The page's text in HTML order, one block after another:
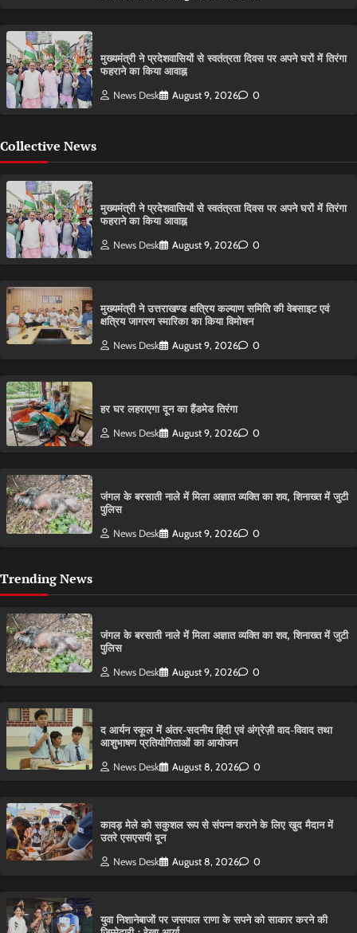
मुख्यमंत्री ने प्रदेशवासियों से स्वतंत्रता दिवस पर अपने घरों में तिरंगा
फहराने का किया आवाह्न
News Desk August 9, 2026 0
Collective News
मुख्यमंत्री ने प्रदेशवासियों से स्वतंत्रता दिवस पर अपने घरों में तिरंगा
फहराने का किया आवाह्न
News Desk August 9, 2026 0
मुख्यमंत्री ने उत्तराखण्ड क्षत्रिय कल्याण समिति की वेबसाइट एवं
क्षत्रिय जागरण स्मारिका का किया विमोचन
News Desk August 9, 2026 0
हर घर लहराएगा दून का हैंडमेड तिरंगा
News Desk August 9, 2026 0
​जंगल के बरसाती नाले में मिला अज्ञात व्यक्ति का शव, शिनाख्त में जुटी
पुलिस
News Desk August 9, 2026 0
Trending News
​जंगल के बरसाती नाले में मिला अज्ञात व्यक्ति का शव, शिनाख्त में जुटी
पुलिस
News Desk August 9, 2026 0
द आर्यन स्कूल में अंतर-सदनीय हिंदी एवं अंग्रेज़ी वाद-विवाद तथा
आशुभाषण प्रतियोगिताओं का आयोजन
News Desk August 8, 2026 0
कावड़ मेले को सकुशल रूप से संपन्न कराने के लिए खुद मैदान में
उतरे एसएसपी दून
News Desk August 8, 2026 0
युवा निशानेबाजों पर जसपाल राणा के सपने को साकार करने की